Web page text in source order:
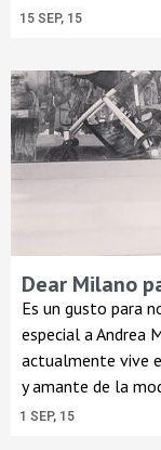
15 SEP, 15
Dear Milano
1 SEP, 15
Es un gusto para
especial a Andrea
actualmente vive
y amante de la